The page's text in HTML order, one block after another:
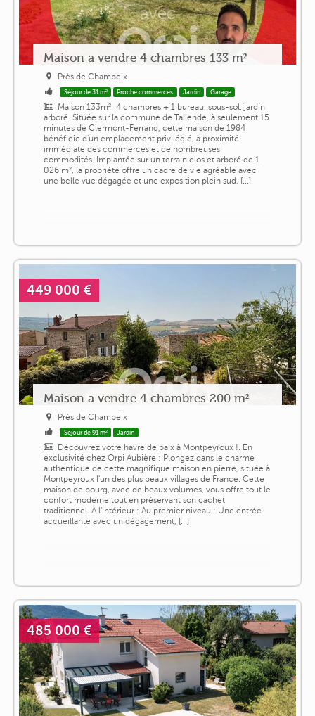
Maison a vendre 4 chambres 133 m²
Près de Champeix
Séjour de 31 m² Proche commerces Jardin Garage
Maison 133m²; 4 chambres + 1 bureau, sous-sol, jardin
arboré. Située sur la commune de Tallende, à seulement 15
minutes de Clermont-Ferrand, cette maison de 1984
bénéficie d'un emplacement privilégié, à proximité
immédiate des commerces et de nombreuses
commodités. Implantée sur un terrain clos et arboré de 1
026 m², la propriété offre un cadre de vie agréable avec
une belle vue dégagée et une exposition plein sud, [...]
449 000 €
Maison a vendre 4 chambres 200 m²
Près de Champeix
Séjour de 91 m² Jardin
Découvrez votre havre de paix à Montpeyroux !. En
exclusivité chez Orpi Aubière : Plongez dans le charme
authentique de cette magnifique maison en pierre, située à
Montpeyroux l'un des plus beaux villages de France. Cette
maison de bourg, avec de beaux volumes, vous offre tout le
confort moderne tout en préservant son cachet
traditionnel. À l'intérieur : Au premier niveau : Une entrée
accueillante avec un dégagement, [...]
485 000 €